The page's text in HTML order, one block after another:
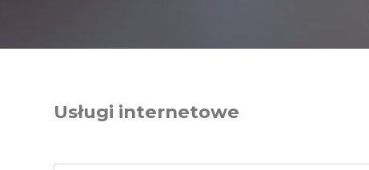
Usługi internetowe